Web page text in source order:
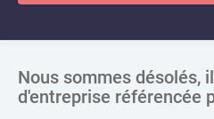
Nous sommes désolés,
d'entreprise référencée